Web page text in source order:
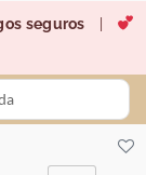
seguros